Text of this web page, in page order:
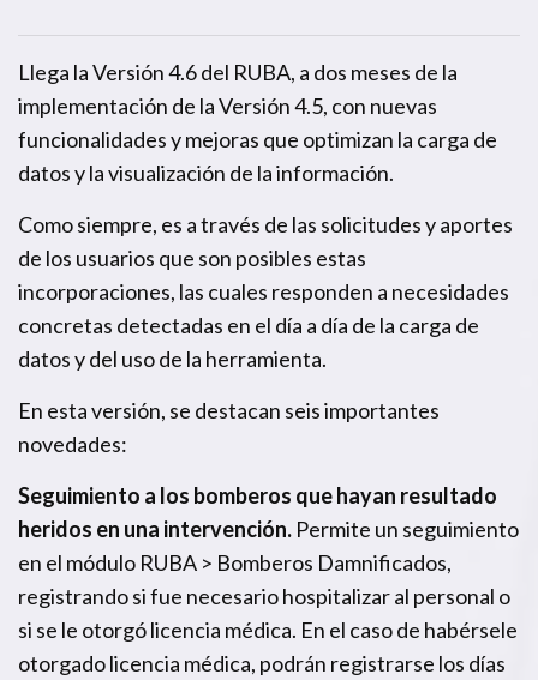
Llega la Versión 4.6 del RUBA, a dos meses de la
implementación de la Versión 4.5, con nuevas
funcionalidades y mejoras que optimizan la carga de
datos y la visualización de la información.
Como siempre, es a través de las solicitudes y aportes
de los usuarios que son posibles estas
incorporaciones, las cuales responden a necesidades
concretas detectadas en el día a día de la carga de
datos y del uso de la herramienta.
En esta versión, se destacan seis importantes
novedades:
Seguimiento a los bomberos que hayan resultado
heridos en una intervención. Permite un seguimiento
en el módulo RUBA > Bomberos Damnificados,
registrando si fue necesario hospitalizar al personal o
si se le otorgó licencia médica. En el caso de habérsele
otorgado licencia médica, podrán registrarse los días